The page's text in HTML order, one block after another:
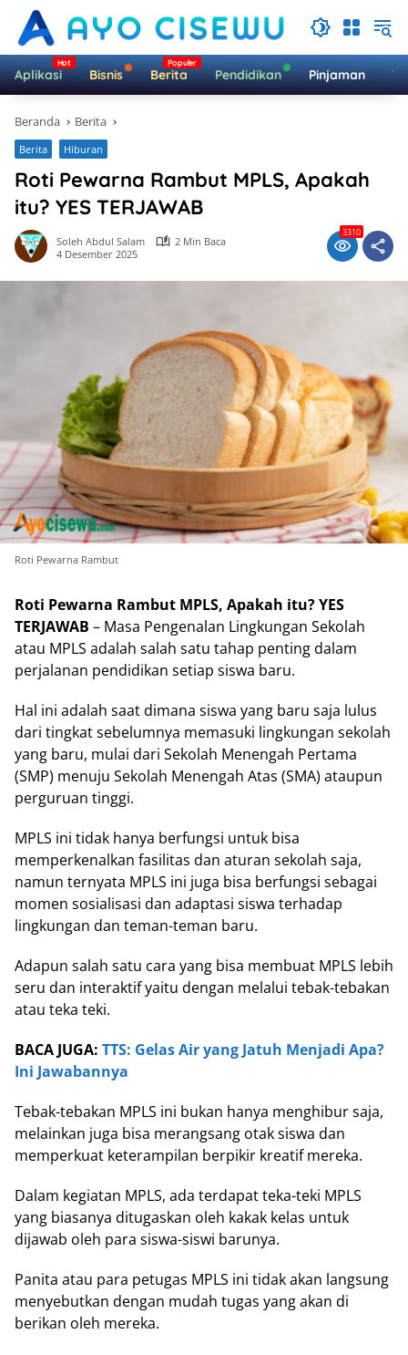
Langsung
konten
Aplikasi Bisnis Berita Pendidikan Pinjaman
Beranda Berita
Berita Hiburan
Roti Pewarna Rambut MPLS, Apakah
itu? YES TERJAWAB
Soleh Abdul Salam
2 Min Baca
4 Desember 2025
3310
Roti Pewarna Rambut
Roti Pewarna Rambut MPLS, Apakah itu? YES
TERJAWAB – Masa Pengenalan Lingkungan Sekolah
atau MPLS adalah salah satu tahap penting dalam
perjalanan pendidikan setiap siswa baru.
Hal ini adalah saat dimana siswa yang baru saja lulus
dari tingkat sebelumnya memasuki lingkungan sekolah
yang baru, mulai dari Sekolah Menengah Pertama
(SMP) menuju Sekolah Menengah Atas (SMA) ataupun
perguruan tinggi.
MPLS ini tidak hanya berfungsi untuk bisa
memperkenalkan fasilitas dan aturan sekolah saja,
namun ternyata MPLS ini juga bisa berfungsi sebagai
momen sosialisasi dan adaptasi siswa terhadap
lingkungan dan teman-teman baru.
Adapun salah satu cara yang bisa membuat MPLS lebih
seru dan interaktif yaitu dengan melalui tebak-tebakan
atau teka teki.
BACA JUGA: TTS: Gelas Air yang Jatuh Menjadi Apa?
Ini Jawabannya
Tebak-tebakan MPLS ini bukan hanya menghibur saja,
melainkan juga bisa merangsang otak siswa dan
memperkuat keterampilan berpikir kreatif mereka.
Dalam kegiatan MPLS, ada terdapat teka-teki MPLS
yang biasanya ditugaskan oleh kakak kelas untuk
dijawab oleh para siswa-siswi barunya.
Panita atau para petugas MPLS ini tidak akan langsung
menyebutkan dengan mudah tugas yang akan di
berikan oleh mereka.